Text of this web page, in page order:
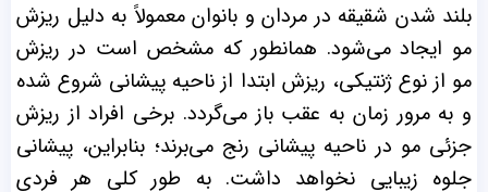
بلند شدن شقیقه در مردان و بانوان معمولاً به دلیل ریزش
مو ایجاد می‌شود. همانطور که مشخص است در ریزش
مو از نوع ژنتیکی، ریزش ابتدا از ناحیه پیشانی شروع شده
و به مرور زمان به عقب باز می‌گردد. برخی افراد از ریزش
جزئی مو در ناحیه پیشانی رنج می‌برند؛ بنابراین، پیشانی
جلوه زیبایی نخواهد داشت. به طور کلی هر فردی